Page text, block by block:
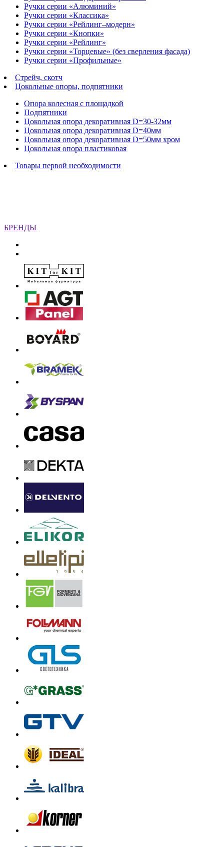
Ручки серии «Алюминий»
Ручки серии «Классика»
Ручки серии «Рейлинг–модерн»
Ручки серии «Кнопки»
Ручки серии «Рейлинг»
Ручки серии «Торцевые» (без сверления фасада)
Ручки серии «Профильные»
Стрейч, скотч
Цокольные опоры, подпятники
Опора колесная с площадкой
Подпятники
Цокольная опора декоративная D=30-32мм
Цокольная опора декоративная D=40мм
Цокольная опора декоративная D=50мм хром
Цокольная опора пластиковая
Товары первой необходимости
БРЕНДЫ